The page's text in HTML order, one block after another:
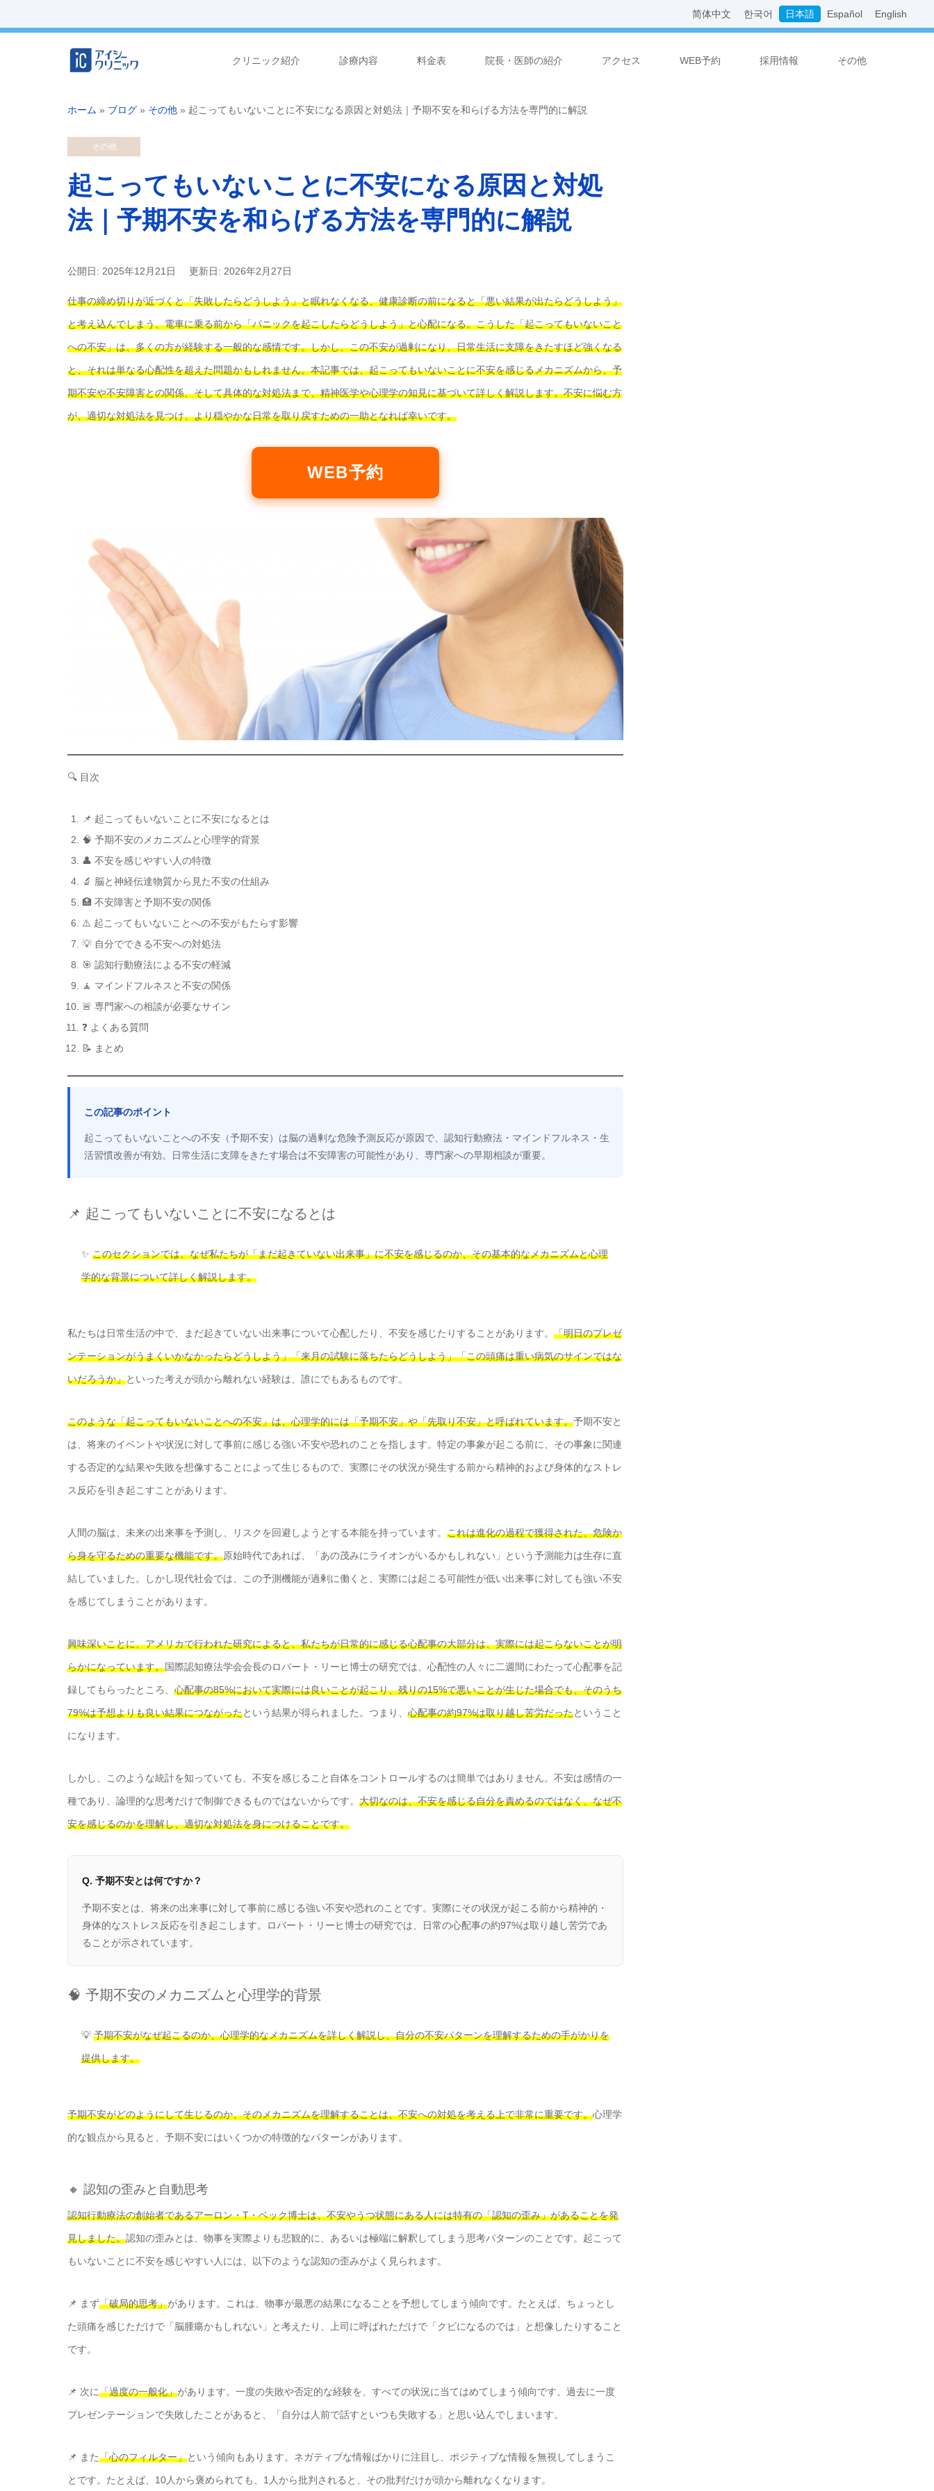
简体中文 한국어 日本語 Español English
クリニック紹介 診療内容 料金表 院長・医師の紹介 アクセス WEB予約 採用情報 その他
ホーム » ブログ » その他 » 起こってもいないことに不安になる原因と対処法｜予期不安を和らげる方法を専門的に解説
その他
起こってもいないことに不安になる原因と対処
法｜予期不安を和らげる方法を専門的に解説
公開日: 2025年12月21日 更新日: 2026年2月27日
仕事の締め切りが近づくと「失敗したらどうしよう」と眠れなくなる、健康診断の前になると「悪い結果が出たらどうしよう」
と考え込んでしまう、電車に乗る前から「パニックを起こしたらどうしよう」と心配になる。こうした「起こってもいないこと
への不安」は、多くの方が経験する一般的な感情です。しかし、この不安が過剰になり、日常生活に支障をきたすほど強くなる
と、それは単なる心配性を超えた問題かもしれません。本記事では、起こってもいないことに不安を感じるメカニズムから、予
期不安や不安障害との関係、そして具体的な対処法まで、精神医学や心理学の知見に基づいて詳しく解説します。不安に悩む方
が、適切な対処法を見つけ、より穏やかな日常を取り戻すための一助となれば幸いです。
WEB予約
🔍 目次
📌 起こってもいないことに不安になるとは
🧠 予期不安のメカニズムと心理学的背景
👤 不安を感じやすい人の特徴
🔬 脳と神経伝達物質から見た不安の仕組み
🏥 不安障害と予期不安の関係
⚠️ 起こってもいないことへの不安がもたらす影響
💡 自分でできる不安への対処法
🎯 認知行動療法による不安の軽減
🧘 マインドフルネスと不安の関係
🚨 専門家への相談が必要なサイン
❓ よくある質問
📝 まとめ
この記事のポイント
起こってもいないことへの不安（予期不安）は脳の過剰な危険予測反応が原因で、認知行動療法・マインドフルネス・生
活習慣改善が有効。日常生活に支障をきたす場合は不安障害の可能性があり、専門家への早期相談が重要。
📌 起こってもいないことに不安になるとは
✨ このセクションでは、なぜ私たちが「まだ起きていない出来事」に不安を感じるのか、その基本的なメカニズムと心理
学的な背景について詳しく解説します。
私たちは日常生活の中で、まだ起きていない出来事について心配したり、不安を感じたりすることがあります。 「明日のプレゼ
ンテーションがうまくいかなかったらどうしよう」「来月の試験に落ちたらどうしよう」「この頭痛は重い病気のサインではな
いだろうか」といった考えが頭から離れない経験は、誰にでもあるものです。
このような「起こってもいないことへの不安」は、心理学的には「予期不安」や「先取り不安」と呼ばれています。予期不安と
は、将来のイベントや状況に対して事前に感じる強い不安や恐れのことを指します。特定の事象が起こる前に、その事象に関連
する否定的な結果や失敗を想像することによって生じるもので、実際にその状況が発生する前から精神的および身体的なストレ
ス反応を引き起こすことがあります。
人間の脳は、未来の出来事を予測し、リスクを回避しようとする本能を持っています。 これは進化の過程で獲得された、危険か
ら身を守るための重要な機能です。原始時代であれば、「あの茂みにライオンがいるかもしれない」という予測能力は生存に直
結していました。しかし現代社会では、この予測機能が過剰に働くと、実際には起こる可能性が低い出来事に対しても強い不安
を感じてしまうことがあります。
興味深いことに、アメリカで行われた研究によると、私たちが日常的に感じる心配事の大部分は、実際には起こらないことが明
らかになっています。国際認知療法学会会長のロバート・リーヒ博士の研究では、心配性の人々に二週間にわたって心配事を記
録してもらったところ、 心配事の85%において実際には良いことが起こり、残りの15%で悪いことが生じた場合でも、そのうち
79%は予想よりも良い結果につながったという結果が得られました。つまり、 心配事の約97%は取り越し苦労だったということ
になります。
しかし、このような統計を知っていても、不安を感じること自体をコントロールするのは簡単ではありません。不安は感情の一
種であり、論理的な思考だけで制御できるものではないからです。 大切なのは、不安を感じる自分を責めるのではなく、なぜ不
安を感じるのかを理解し、適切な対処法を身につけることです。
Q. 予期不安とは何ですか？
予期不安とは、将来の出来事に対して事前に感じる強い不安や恐れのことです。実際にその状況が起こる前から精神的・
身体的なストレス反応を引き起こします。ロバート・リーヒ博士の研究では、日常の心配事の約97%は取り越し苦労であ
ることが示されています。
🧠 予期不安のメカニズムと心理学的背景
💡 予期不安がなぜ起こるのか、心理学的なメカニズムを詳しく解説し、自分の不安パターンを理解するための手がかりを
提供します。
予期不安がどのようにして生じるのか、そのメカニズムを理解することは、不安への対処を考える上で非常に重要です。心理学
的な観点から見ると、予期不安にはいくつかの特徴的なパターンがあります。
🔸 認知の歪みと自動思考
認知行動療法の創始者であるアーロン・T・ベック博士は、不安やうつ状態にある人には特有の「認知の歪み」があることを発
見しました。認知の歪みとは、物事を実際よりも悲観的に、あるいは極端に解釈してしまう思考パターンのことです。起こって
もいないことに不安を感じやすい人には、以下のような認知の歪みがよく見られます。
📌 まず「破局的思考」があります。これは、物事が最悪の結果になることを予想してしまう傾向です。たとえば、ちょっとし
た頭痛を感じただけで「脳腫瘍かもしれない」と考えたり、上司に呼ばれただけで「クビになるのでは」と想像したりすること
です。
📌 次に「過度の一般化」があります。一度の失敗や否定的な経験を、すべての状況に当てはめてしまう傾向です。過去に一度
プレゼンテーションで失敗したことがあると、「自分は人前で話すといつも失敗する」と思い込んでしまいます。
📌 また「心のフィルター」という傾向もあります。ネガティブな情報ばかりに注目し、ポジティブな情報を無視してしまうこ
とです。たとえば、10人から褒められても、1人から批判されると、その批判だけが頭から離れなくなります。